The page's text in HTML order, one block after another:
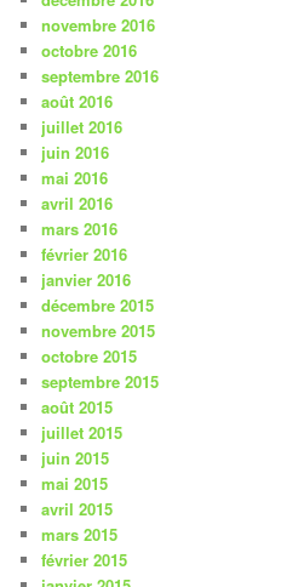
novembre 2016
octobre 2016
septembre 2016
août 2016
juillet 2016
juin 2016
mai 2016
avril 2016
mars 2016
février 2016
janvier 2016
décembre 2015
novembre 2015
octobre 2015
septembre 2015
août 2015
juillet 2015
juin 2015
mai 2015
avril 2015
mars 2015
février 2015